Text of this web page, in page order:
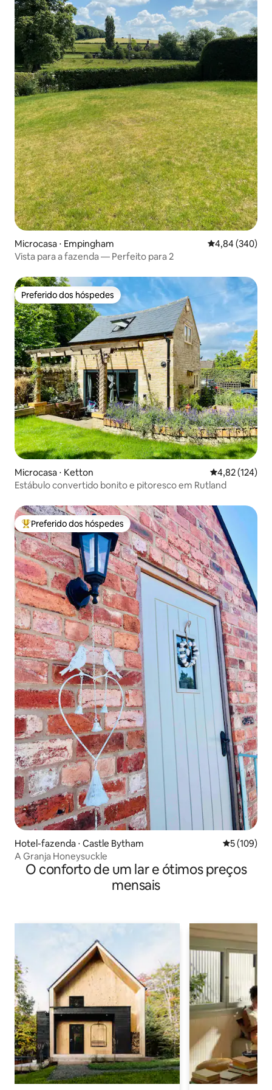
Microcasa ⋅ Empingham 4,84 de uma
4,84 (340)
Vista para a fazenda — Perfeito para 2
Preferido dos hóspedes
Preferido dos hóspedes
Microcasa ⋅ Ketton 4,82 de uma
4,82 (124)
Estábulo convertido bonito e pitoresco em Rutland
Entre os melhores preferidos dos hóspedes
Preferido dos hóspedes
Hotel-fazenda ⋅ Castle Bytham 5 de uma
5 (109)
A Granja Honeysuckle
O conforto de um lar e ótimos preços
mensais